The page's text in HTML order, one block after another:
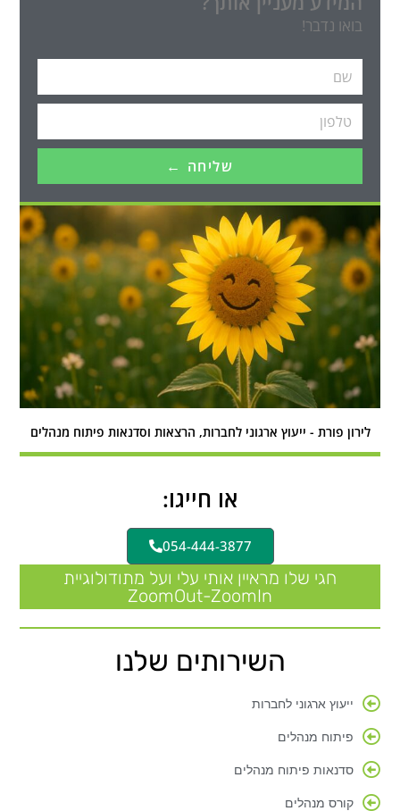
בואו נדבר!
שליחה ←
לירון פורת - ייעוץ ארגוני לחברות, הרצאות וסדנאות פיתוח מנהלים
או חייגו:
054-444-3877
חגי שלו מראיין אותי עלי ועל מתודולוגיית
ZoomOut-ZoomIn
השירותים שלנו
ייעוץ ארגוני לחברות
פיתוח מנהלים
סדנאות פיתוח מנהלים
קורס מנהלים